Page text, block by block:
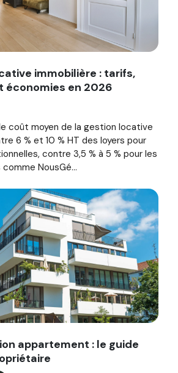
"Prix gestion locative
immobilière : tarifs,
économies en 2026
coût moyen de la gestion locative
6 % et 10 % HT des loyers pour
contre 3,5 % à 5 % pour les
NousGé...
"Fiscalité location appartement
appartement : le guide